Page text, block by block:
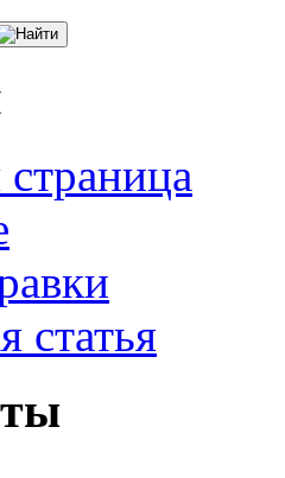
страница
статья